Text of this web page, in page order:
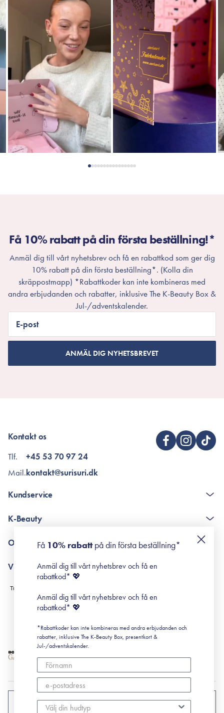
Få 10% rabatt på din första beställning!*
Anmäl dig till vårt nyhetsbrev och få en rabattkod som ger dig
10% rabatt på din första beställning*. (Kolla din
skräppostmapp) *Rabattkoder kan inte kombineras med
andra erbjudanden och rabatter, inklusive The K-Beauty Box &
Jul-/adventskalender.
E-post
ANMÄL DIG NYHETSBREVET
Kontakt os
Tlf.
Mail.
+45 53 70 97 24
kontakt@surisuri.dk
Kundservice
Poängshop - frågor och svar
K-Beauty
Retinol för nybörjare
Om Surisuri
Black Friday
Villkor
Leverans & Retur
Köpvillkor
Prenumerationsvillkor
Cookiepolicy
SVERIGE
Få 10% rabattpå din första beställning*
Anmäl dig till vårt nyhetsbrev och få en
rabattkod* 💖
Anmäl dig till vårt nyhetsbrev och få en
rabattkod* 💖
*Rabattkoder kan inte kombineras med andra erbjudanden och
rabatter, inklusive The K-Beauty Box, presentkort &
Jul-/adventskalender.